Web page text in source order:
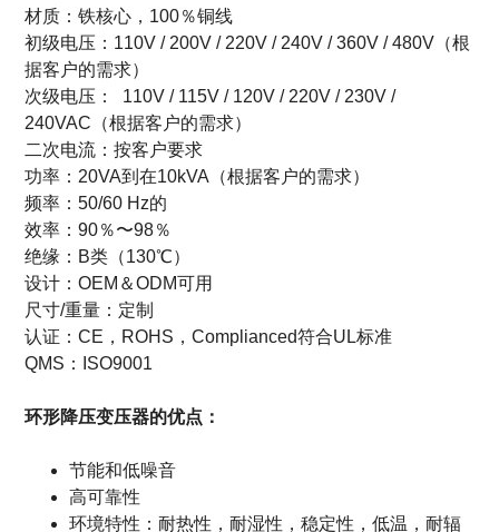
材质：铁核心，100％铜线
初级电压： 110V / 200V / 220V / 240V / 360V / 480V （根
据客户的需求）
次级电压： 110V / 115V / 120V / 220V / 230V /
240VAC （根据客户的需求）
二次电流：按客户要求
功率：20VA到在10kVA（根据客户的需求）
频率：50/60 Hz的
效率：90％〜98％
绝缘：B类（130℃）
设计：OEM＆ODM可用
尺寸/重量：定制
认证：CE，ROHS，Complianced符合UL标准
QMS：ISO9001
环形降压变压器的优点：
节能和低噪音
高可靠性
环境特性：耐热性，耐湿性，稳定性，低温，耐辐